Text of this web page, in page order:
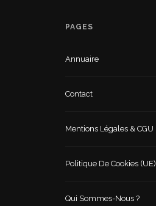
PAGES
Annuaire
Contact
Mentions Légales & CGU
Politique De Cookies (UE)
Qui Sommes-Nous ?